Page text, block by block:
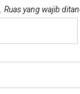
Ruas yang wajib